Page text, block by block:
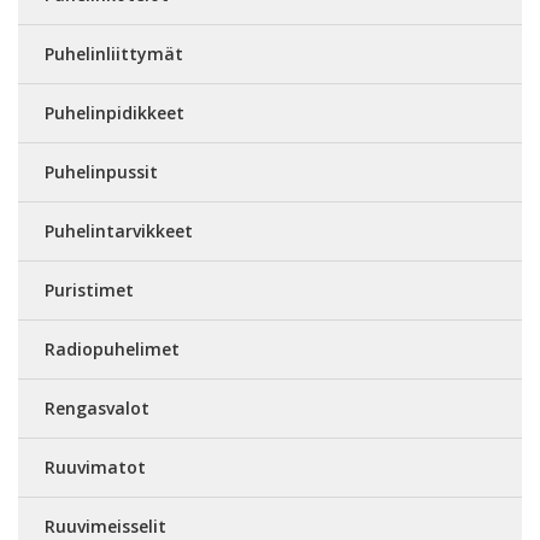
Puhelinliittymät
Puhelinpidikkeet
Puhelinpussit
Puhelintarvikkeet
Puristimet
Radiopuhelimet
Rengasvalot
Ruuvimatot
Ruuvimeisselit